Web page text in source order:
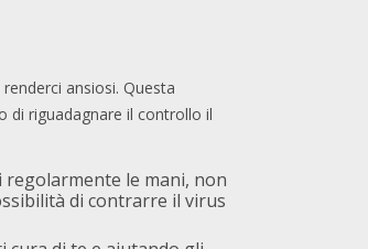
ansiosi. Questa
di riguadagnare il controllo il
regolarmente le mani, non
di contrarre il virus